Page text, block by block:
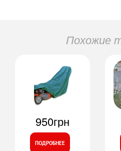
Похожие
950грн
ПОДРОБНЕЕ